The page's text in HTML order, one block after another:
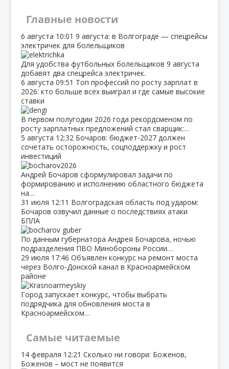
Главные новости
6 августа 10:01 9 августа: в Волгограде — спецрейсы
электричек для болельщиков
Для удобства футбольных болельщиков 9 августа
добавят два спецрейса электричек.
6 августа 09:51 Топ профессий по росту зарплат в
2026: кто больше всех выиграл и где самые высокие
ставки
В первом полугодии 2026 года рекордсменом по
росту зарплатных предложений стал сварщик:…
5 августа 12:32 Бочаров: бюджет‑2027 должен
сочетать осторожность, соцподдержку и рост
инвестиций
Андрей Бочаров сформулировал задачи по
формированию и исполнению областного бюджета
на…
31 июля 12:11 Волгоградская область под ударом:
Бочаров озвучил данные о последствиях атаки
БПЛА
По данным губернатора Андрея Бочарова, ночью
подразделения ПВО Минобороны России…
29 июля 17:46 Объявлен конкурс на ремонт моста
через Волго‑Донской канал в Красноармейском
районе
Город запускает конкурс, чтобы выбрать
подрядчика для обновления моста в
Красноармейском…
Самые читаемые
14 февраля 12:21 Сколько ни говори: Боженов,
Боженов – мост не появится